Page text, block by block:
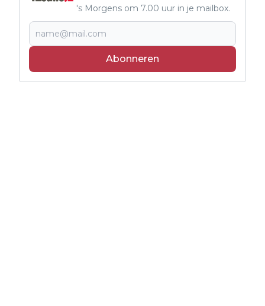
's Morgens om 7.00 uur in je mailbox.
Abonneren